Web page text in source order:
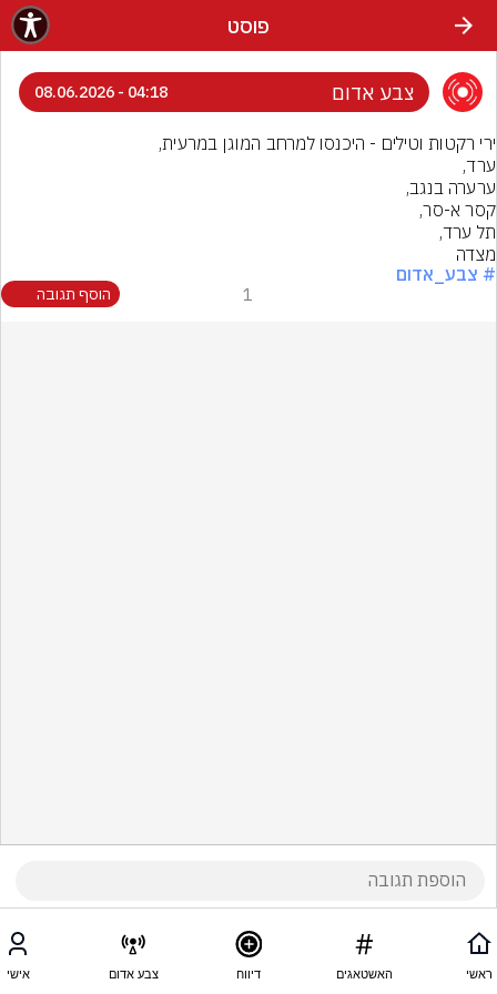
פוסט
צבע אדום 04:18 - 08.06.2026
מצדה
# צבע_אדום
1 הוסף תגובה
ראשי האשטאגים דיווח צבע אדום אישי